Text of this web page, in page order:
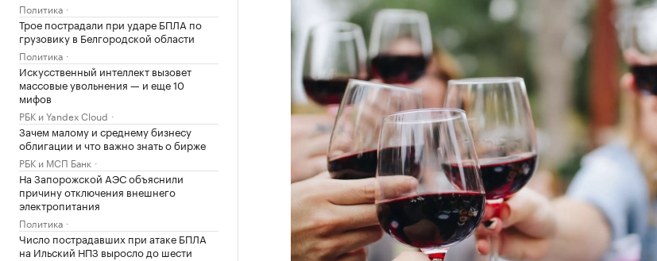
Политика
Трое пострадали при ударе БПЛА по
грузовику в Белгородской области
Политика
Искусственный интеллект вызовет
массовые увольнения — и еще 10
мифов
РБК и Yandex Cloud
Зачем малому и среднему бизнесу
облигации и что важно знать о бирже
РБК и МСП Банк
На Запорожской АЭС объяснили
причину отключения внешнего
электропитания
Политика
Число пострадавших при атаке БПЛА
на Ильский НПЗ выросло до шести